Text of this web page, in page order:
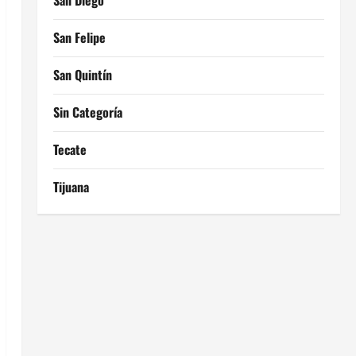
San Felipe
San Quintín
Sin Categoría
Tecate
Tijuana